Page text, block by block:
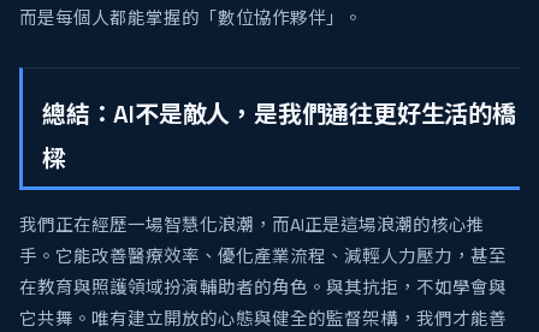
而是每個人都能掌握的「數位協作夥伴」。
總結：AI不是敵人，是我們通往更好生活的橋
樑
我們正在經歷一場智慧化浪潮，而AI正是這場浪潮的核心推
手。它能改善醫療效率、優化產業流程、減輕人力壓力，甚至
在教育與照護領域扮演輔助者的角色。與其抗拒，不如學會與
它共舞。唯有建立開放的心態與健全的監督架構，我們才能善